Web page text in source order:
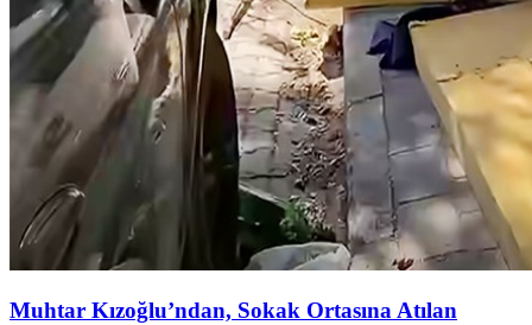
Muhtar Kızoğlu’ndan, Sokak Ortasına Atılan